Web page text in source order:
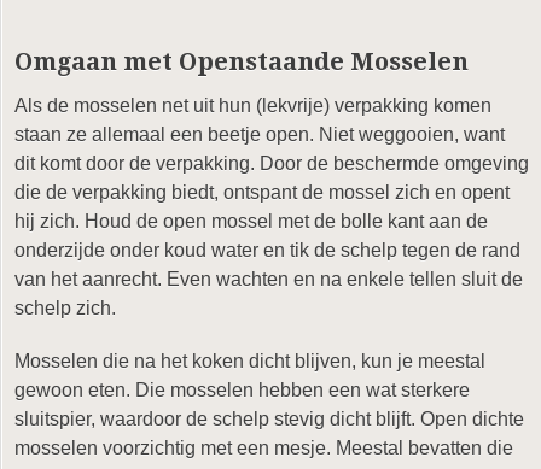
Omgaan met Openstaande Mosselen
Als de mosselen net uit hun (lekvrije) verpakking komen
staan ze allemaal een beetje open. Niet weggooien, want
dit komt door de verpakking. Door de beschermde omgeving
die de verpakking biedt, ontspant de mossel zich en opent
hij zich. Houd de open mossel met de bolle kant aan de
onderzijde onder koud water en tik de schelp tegen de rand
van het aanrecht. Even wachten en na enkele tellen sluit de
schelp zich.
Mosselen die na het koken dicht blijven, kun je meestal
gewoon eten. Die mosselen hebben een wat sterkere
sluitspier, waardoor de schelp stevig dicht blijft. Open dichte
mosselen voorzichtig met een mesje. Meestal bevatten die